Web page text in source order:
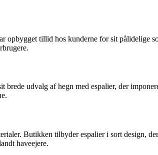
tillid hos kunderne for sit pålidelige
udvalg af hegn med espalier, der
Butikken tilbyder espalier i sort design,
haveejere.